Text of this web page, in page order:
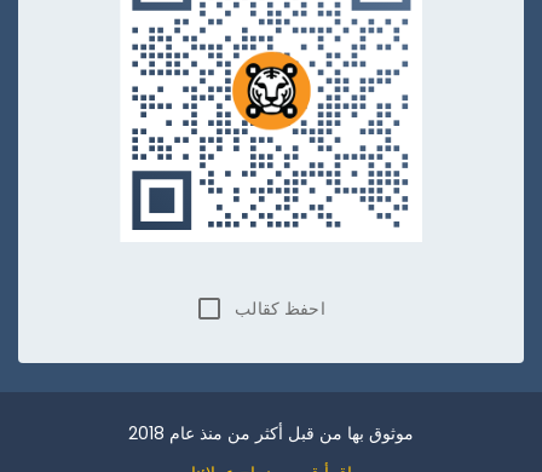
احفظ كقالب
موثوق بها من قبل أكثر من منذ عام 2018